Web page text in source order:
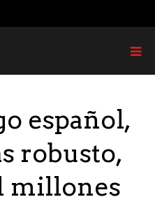
español,
robusto,
millones